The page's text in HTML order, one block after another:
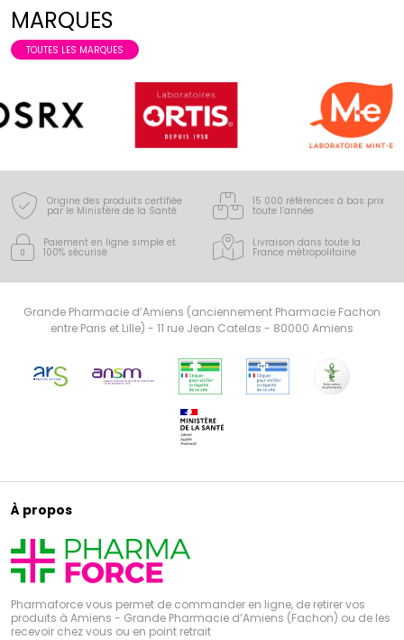
MARQUES
TOUTES LES MARQUES
Origine des produits certifiée
par le Ministère de la Santé
15 000 références à bas prix
toute l’année
Paiement en ligne simple et
100% sécurisé
Livraison dans toute la
France métropolitaine
Grande Pharmacie d’Amiens (anciennement Pharmacie Fachon
entre Paris et Lille) - 11 rue Jean Catelas - 80000 Amiens
À propos
Pharmaforce vous permet de commander en ligne, de retirer vos
produits à Amiens - Grande Pharmacie d’Amiens (Fachon) ou de les
recevoir chez vous ou en point retrait